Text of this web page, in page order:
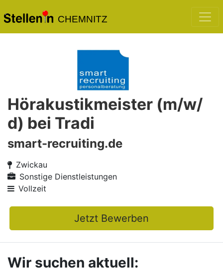
CHEMNITZ
Hörakustikmeister (m/w/
d) bei Tradi
smart-recruiting.de
Zwickau
Sonstige Dienstleistungen
Vollzeit
Jetzt Bewerben
Wir suchen aktuell: